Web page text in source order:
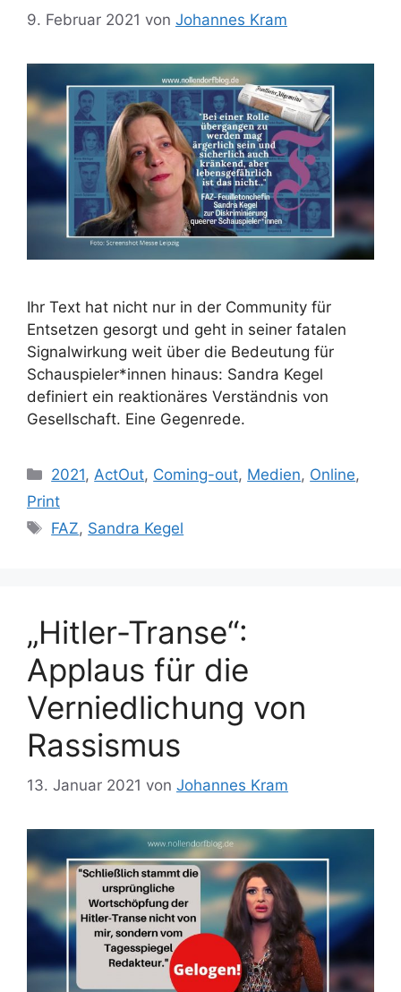
9. Februar 2021 von Johannes Kram
Ihr Text hat nicht nur in der Community für
Entsetzen gesorgt und geht in seiner fatalen
Signalwirkung weit über die Bedeutung für
Schauspieler*innen hinaus: Sandra Kegel
definiert ein reaktionäres Verständnis von
Gesellschaft. Eine Gegenrede.
Kategorien
2021,ActOut, Coming-out, Medien, Online,
Print
Schlagwörter
FAZ, Sandra Kegel
„Hitler-Transe“:
Applaus für die
Verniedlichung von
Rassismus
13. Januar 2021 von Johannes Kram